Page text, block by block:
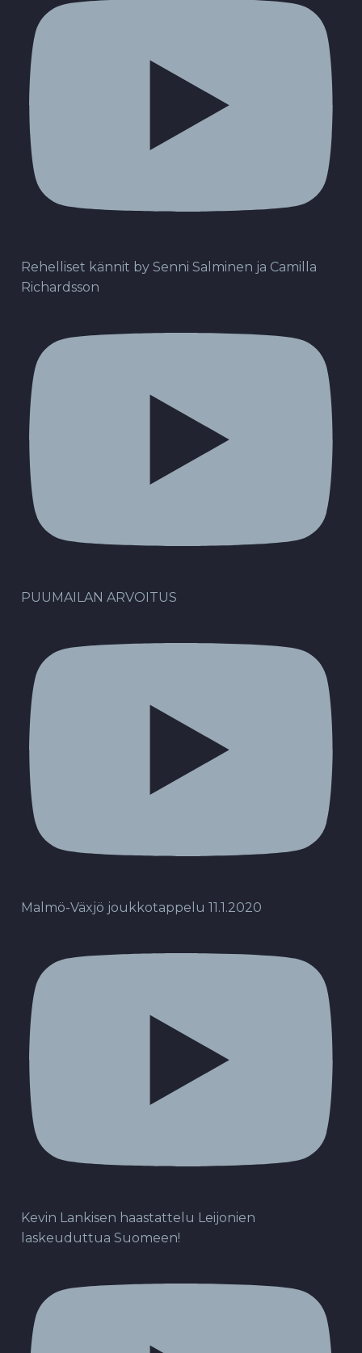
Rehelliset kännit by Senni Salminen ja Camilla
Richardsson
PUUMAILAN ARVOITUS
Malmö-Växjö joukkotappelu 11.1.2020
Kevin Lankisen haastattelu Leijonien
laskeuduttua Suomeen!